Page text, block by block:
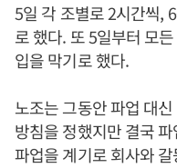
5일 각 조별로 2시간씩,
로 했다. 또 5일부터 모
입을 막기로 했다.
노조는 그동안 파업 대
방침을 정했지만 결국
파업을 계기로 회사와